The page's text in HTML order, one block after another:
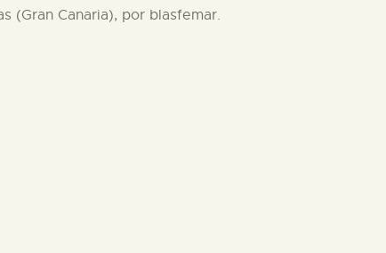
(Gran Canaria), por blasfemar.